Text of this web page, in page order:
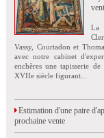
La
Vassy, Courtadon et
avec notre cabinet
enchères une tapisserie
XVIIe siècle figurant...
Estimation d'une paire
prochaine vente